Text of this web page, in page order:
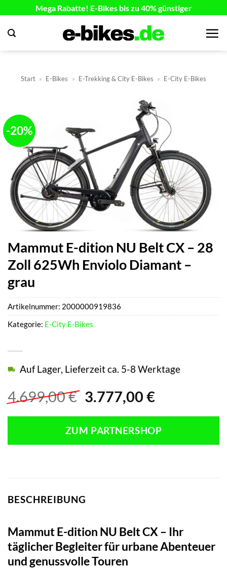
springen
Mega Rabatte! E-Bikes bis zu 40% günstiger
Start » E-Bikes » E-Trekking & City E-Bikes » E-City E-Bikes
-20%
Mammut E-dition NU Belt CX – 28
Zoll 625Wh Enviolo Diamant –
grau
4.699,00€ Ursprünglicher
war:
4.699,00 €
3.777,00 €Aktueller
ist:
3.777,00
Auf Lager, Lieferzeit ca. 5-8 Werktage
ZUM PARTNERSHOP
Artikelnummer: 2000000919836
Kategorie: E-City E-Bikes
BESCHREIBUNG
Mammut E-dition NU Belt CX – Ihr
täglicher Begleiter für urbane Abenteuer
und genussvolle Touren